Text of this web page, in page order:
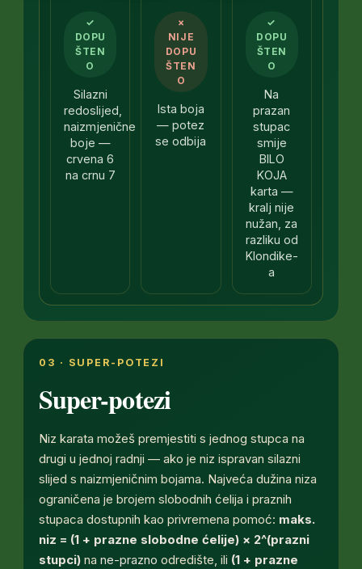
✓
DOPU
ŠTEN
O
Silazni
redoslijed,
naizmjenične
boje —
crvena 6
na crnu 7
×
NIJE
DOPU
ŠTEN
O
Ista boja
— potez
se odbija
✓
DOPU
ŠTEN
O
Na
prazan
stupac
smije
BILO
KOJA
karta —
kralj nije
nužan, za
razliku od
Klondike-
a
03 · SUPER-POTEZI
Super-potezi
Niz karata možeš premjestiti s jednog stupca na
drugi u jednoj radnji — ako je niz ispravan silazni
slijed s naizmjeničnim bojama. Najveća dužina niza
ograničena je brojem slobodnih ćelija i praznih
stupaca dostupnih kao privremena pomoć: maks.
niz = (1 + prazne slobodne ćelije) × 2^(prazni
stupci) nane-prazno odredište, ili (1 + prazne